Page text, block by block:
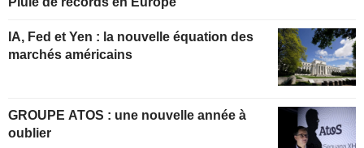
IA, Fed et Yen : la nouvelle équation des
marchés américains
GROUPE ATOS : une nouvelle année à
oublier